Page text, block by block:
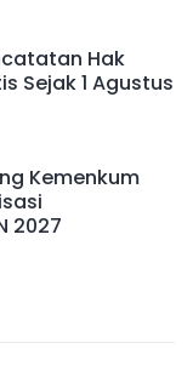
Hak
Sejak 1 Agustus
Kemenkum
2027